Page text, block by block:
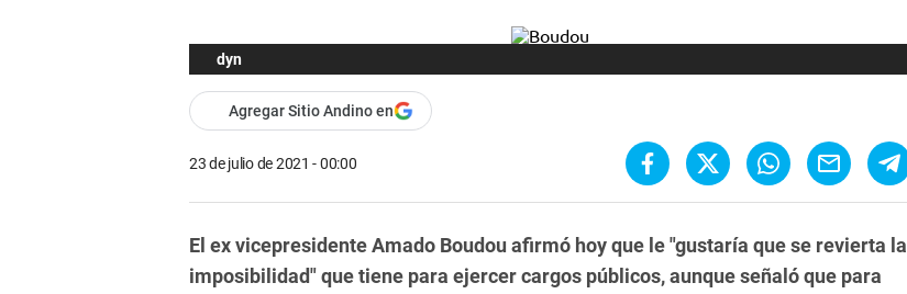
dyn
Agregar Sitio Andino en
23 de julio de 2021 - 00:00
El ex vicepresidente Amado Boudou afirmó hoy que le "gustaría que se revierta la
imposibilidad" que tiene para ejercer cargos públicos, aunque señaló que para